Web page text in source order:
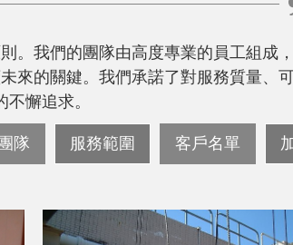
。我們的團隊由高度專業的員工組成
的關鍵。我們承諾了對服務質量、
不懈追求。
隊 服務範圍 客戶名單